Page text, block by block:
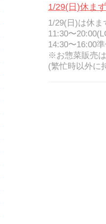
1/29(日)休ま
1/29(日)は休
11:30〜
14:30〜16:00
※お惣菜販売
(繁忙時以外に